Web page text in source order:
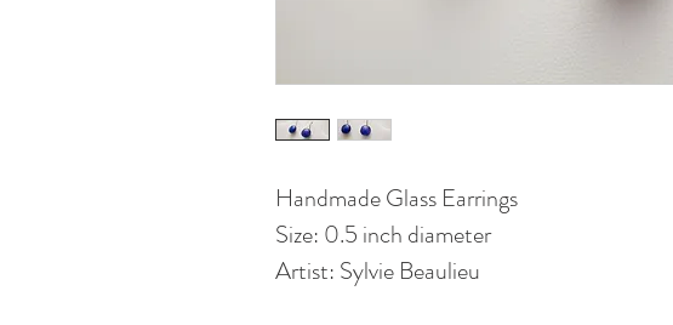
Handmade Glass Earrings
Size: 0.5 inch diameter
Artist: Sylvie Beaulieu